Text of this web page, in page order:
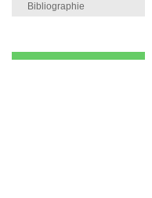
Bibliographie